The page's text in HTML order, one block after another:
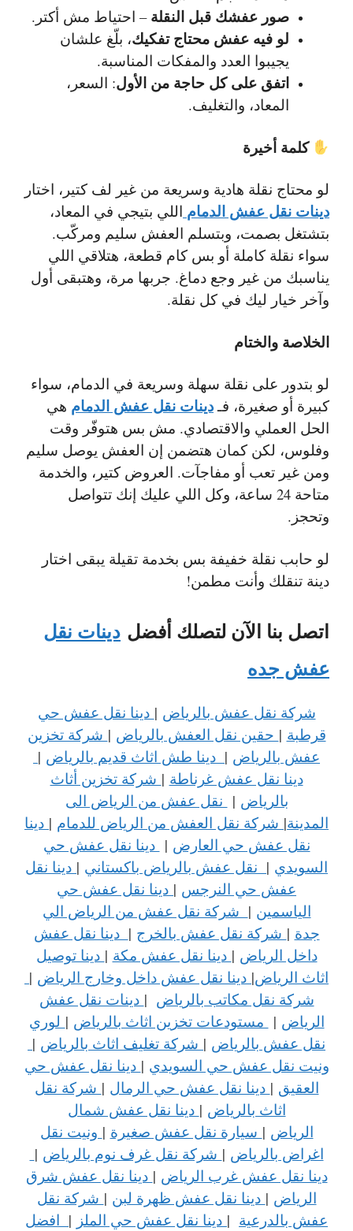
صور عفشك قبل النقلة – احتياط مش أكتر.
لو فيه عفش محتاج تفكيك، بلّغ علشان
يجيبوا العدد والمفكات المناسبة.
اتفق على كل حاجة من الأول: السعر،
المعاد، والتغليف.
كلمة أخيرة
لو محتاج نقلة هادية وسريعة من غير لف كتير، اختار
دينات نقل عفش الدمام اللي بتيجي في المعاد،
بتشتغل بصمت، وبتسلم العفش سليم ومركّب.
سواء نقلة كاملة أو بس كام قطعة، هتلاقي اللي
يناسبك من غير وجع دماغ. جربها مرة، وهتبقى أول
وآخر خيار ليك في كل نقلة.
الخلاصة والختام
لو بتدور على نقلة سهلة وسريعة في الدمام، سواء
كبيرة أو صغيرة، فـدينات نقل عفش الدمام هي
الحل العملي والاقتصادي. مش بس هتوفّر وقت
وفلوس، لكن كمان هتضمن إن العفش يوصل سليم
ومن غير تعب أو مفاجآت. العروض كتير، والخدمة
متاحة 24 ساعة، وكل اللي عليك إنك تتواصل
وتحجز.
لو حابب نقلة خفيفة بس بخدمة تقيلة يبقى اختار
دينة تنقلك وأنت مطمن!
اتصل بنا الآن لتصلك أفضل دينات نقل
عفش جده
شركة نقل عفش بالرياض | دينا نقل عفش حي
قرطبة | حقين نقل العفش بالرياض | شركة تخزين
عفش بالرياض | دينا طش اثاث قديم بالرياض |
دينا نقل عفش غرناطة | شركة تخزين أثاث
بالرياض | نقل عفش من الرياض الى
المدينة| شركة نقل العفش من الرياض للدمام | دينا
نقل عفش حي العارض | دينا نقل عفش حي
السويدي | نقل عفش بالرياض باكستاني | دينا نقل
عفش حي النرجس | دينا نقل عفش حي
الياسمين | شركة نقل عفش من الرياض الي
جدة | شركة نقل عفش بالخرج | دينا نقل عفش
داخل الرياض | دينا نقل عفش مكة | دينا توصيل
اثاث الرياض| دينا نقل عفش داخل وخارج الرياض |
شركة نقل مكاتب بالرياض | دينات نقل عفش
الرياض | مستودعات تخزين اثاث بالرياض | لوري
نقل عفش بالرياض | شركة تغليف اثاث بالرياض |
ونيت نقل عفش حي السويدي | دينا نقل عفش حي
العقيق | دينا نقل عفش حي الرمال | شركة نقل
اثاث بالرياض | دينا نقل عفش شمال
الرياض | سيارة نقل عفش صغيرة | ونيت نقل
اغراض بالرياض | شركة نقل غرف نوم بالرياض |
دينا نقل عفش غرب الرياض | دينا نقل عفش شرق
الرياض | دينا نقل عفش ظهرة لبن | شركة نقل
عفش بالدرعية | دينا نقل عفش حي الملز | افضل